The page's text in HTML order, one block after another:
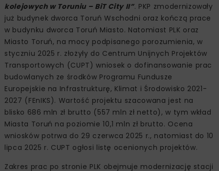
kolejowych w Toruniu – BiT City II”. PKP zmodernizowały
już budynek dworca Toruń Wschodni oraz kończą prace
w budynku dworca Toruń Miasto. Natomiast PLK oraz
Miasto Toruń, na mocy podpisanego porozumienia, w
styczniu 2025 r. złożyły do Centrum Unijnych Projektów
Transportowych (CUPT) wniosek o dofinansowanie prac
budowlanych ze środków Programu Fundusze
Europejskie na Infrastrukturę, Klimat i Środowisko 2021-
2027 (FEnIKS). Wartość projektu szacowana jest na
blisko 686 mln zł brutto (557 mln zł netto), w tym wkład
Miasta Toruń na poziomie 10,1 mln zł brutto. Ocena
wniosków potrwa do 29 czerwca 2025 r., natomiast do 10
lipca 2025 r. CUPT ogłosi listę ocenionych projektów.
Zakres prac po stronie PLK obejmuje modernizację stacji